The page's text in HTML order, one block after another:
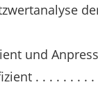
und
. . . . . . . . .